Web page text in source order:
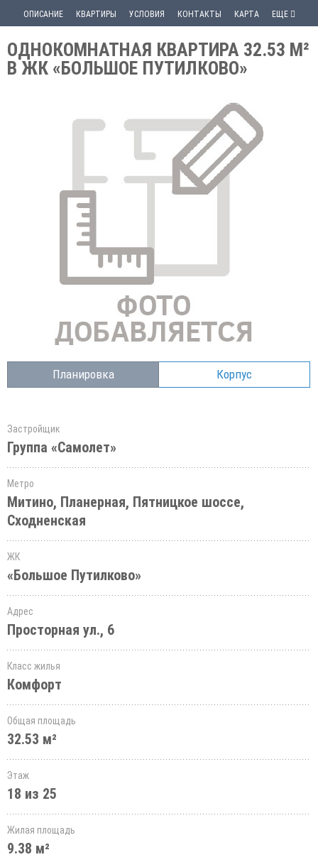
ОПИСАНИЕ КВАРТИРЫ УСЛОВИЯ КОНТАКТЫ КАРТА ЕЩЕ
ОДНОКОМНАТНАЯ КВАРТИРА 32.53 М²
В ЖК «БОЛЬШОЕ ПУТИЛКОВО»
Планировка Корпус
Застройщик
Группа «Самолет»
Метро
Митино, Планерная, Пятницкое шоссе,
Сходненская
ЖК
«Большое Путилково»
Адрес
Просторная ул., 6
Класс жилья
Комфорт
Общая площадь
32.53 м²
Этаж
18 из 25
Жилая площадь
9.38 м²